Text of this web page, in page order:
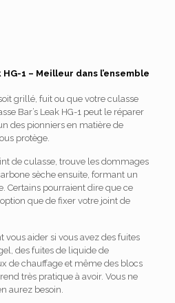
1 – Meilleur dans l’ensemble
grillé, fuit ou que votre culasse
Bar’s Leak HG-1 peut le réparer
des pionniers en matière de
protège.
de culasse, trouve les dommages
sèche ensuite, formant un
Certains pourraient dire que ce
que de fixer votre joint de
vous aider si vous avez des fuites
des fuites de liquide de
de chauffage et même des blocs
très pratique à avoir. Vous ne
aurez besoin.